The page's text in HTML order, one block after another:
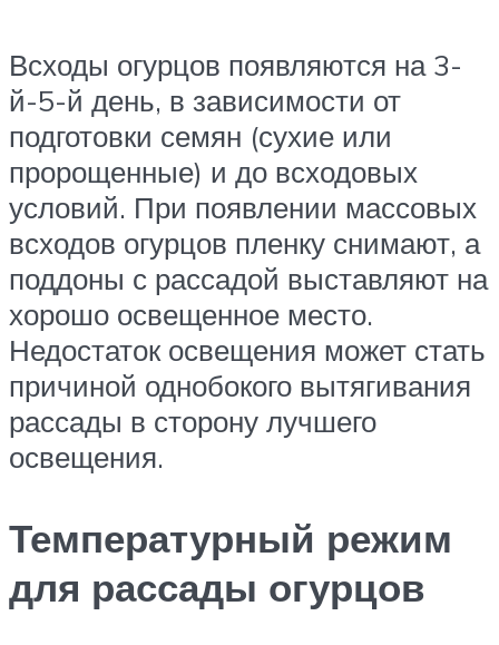
Всходы огурцов появляются на 3-
й-5-й день, в зависимости от
подготовки семян (сухие или
пророщенные) и до всходовых
условий. При появлении массовых
всходов огурцов пленку снимают, а
поддоны с рассадой выставляют на
хорошо освещенное место.
Недостаток освещения может стать
причиной однобокого вытягивания
рассады в сторону лучшего
освещения.
Температурный режим
для рассады огурцов